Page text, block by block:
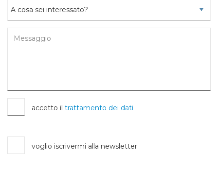
accetto il trattamento dei dati
voglio iscrivermi alla newsletter